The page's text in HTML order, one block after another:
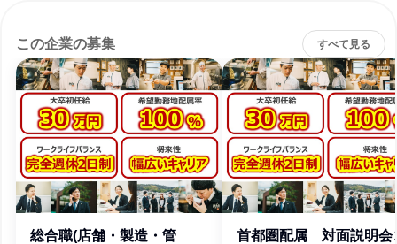
この企業の募集 すべて見る
総合職(店舗・製造・管
首都圏配属 対面説明会